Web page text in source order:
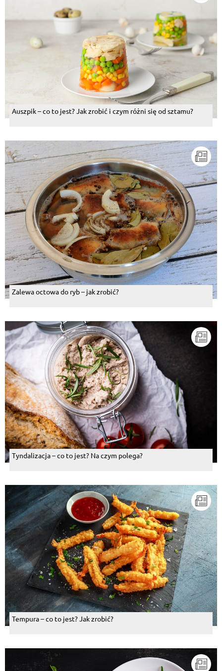
Auszpik – co to jest? Jak zrobić i czym różni się od sztamu?
Zalewa octowa do ryb – jak zrobić?
Tyndalizacja – co to jest? Na czym polega?
Tempura – co to jest? Jak zrobić?